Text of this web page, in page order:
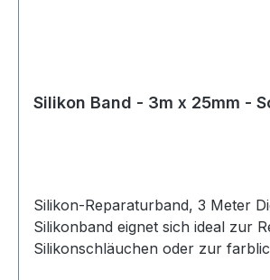
Silikon Band - 3m x 25mm -
Silikon-Reparaturband, 3 Meter
Silikonband eignet sich ideal zur
Silikonschläuchen oder zur